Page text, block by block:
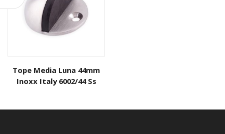
Tope Media Luna 44mm
Inoxx Italy 6002/44 Ss